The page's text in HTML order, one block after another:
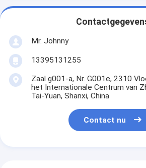
Mr. Johnny
13395131255
Zaal g001-a, Nr. G001e, 2310
het Internationale Centrum van
Tai-Yuan, Shanxi, China
Contact nu